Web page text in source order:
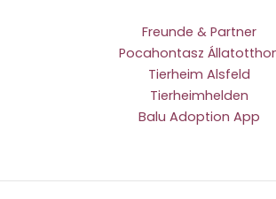
Freunde & Partner
Pocahontasz
Tierheim Alsfeld
Tierheimhelden
Balu Adoption App